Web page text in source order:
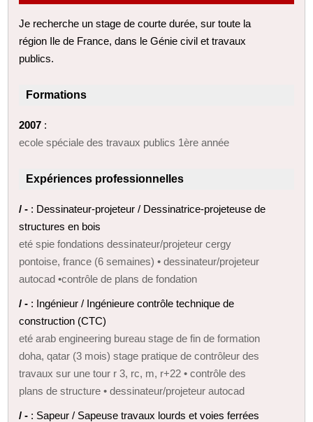
Je recherche un stage de courte durée, sur toute la
région Ile de France, dans le Génie civil et travaux
publics.
Formations
2007 :
ecole spéciale des travaux publics 1ère année
Expériences professionnelles
/ - : Dessinateur-projeteur / Dessinatrice-projeteuse de
structures en bois
eté spie fondations dessinateur/projeteur cergy
pontoise, france (6 semaines) • dessinateur/projeteur
autocad •contrôle de plans de fondation
/ - : Ingénieur / Ingénieure contrôle technique de
construction (CTC)
eté arab engineering bureau stage de fin de formation
doha, qatar (3 mois) stage pratique de contrôleur des
travaux sur une tour r 3, rc, m, r+22 • contrôle des
plans de structure • dessinateur/projeteur autocad
/ - : Sapeur / Sapeuse travaux lourds et voies ferrées